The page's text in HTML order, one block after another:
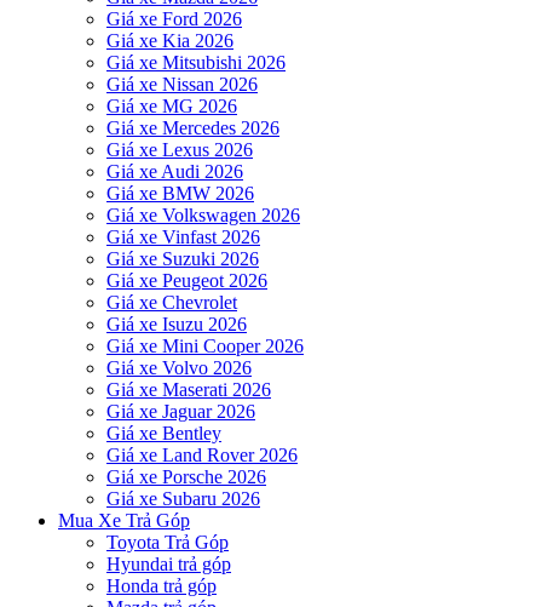
Giá xe Ford 2026
Giá xe Kia 2026
Giá xe Mitsubishi 2026
Giá xe Nissan 2026
Giá xe MG 2026
Giá xe Mercedes 2026
Giá xe Lexus 2026
Giá xe Audi 2026
Giá xe BMW 2026
Giá xe Volkswagen 2026
Giá xe Vinfast 2026
Giá xe Suzuki 2026
Giá xe Peugeot 2026
Giá xe Chevrolet
Giá xe Isuzu 2026
Giá xe Mini Cooper 2026
Giá xe Volvo 2026
Giá xe Maserati 2026
Giá xe Jaguar 2026
Giá xe Bentley
Giá xe Land Rover 2026
Giá xe Porsche 2026
Giá xe Subaru 2026
Mua Xe Trả Góp
Toyota Trả Góp
Hyundai trả góp
Honda trả góp